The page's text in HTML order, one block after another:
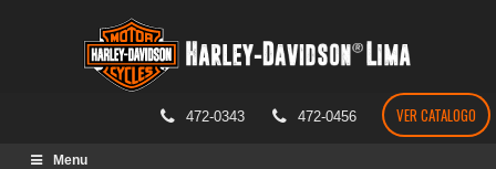
472-0343 472-0456 VER CATALOGO
Menu